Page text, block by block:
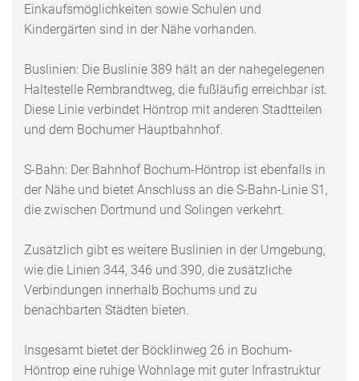
Einkaufsmöglichkeiten sowie Schulen und
Kindergärten sind in der Nähe vorhanden.
Buslinien: Die Buslinie 389 hält an der nahegelegenen
Haltestelle Rembrandtweg, die fußläufig erreichbar ist.
Diese Linie verbindet Höntrop mit anderen Stadtteilen
und dem Bochumer Hauptbahnhof.
S-Bahn: Der Bahnhof Bochum-Höntrop ist ebenfalls in
der Nähe und bietet Anschluss an die S-Bahn-Linie S1,
die zwischen Dortmund und Solingen verkehrt.
Zusätzlich gibt es weitere Buslinien in der Umgebung,
wie die Linien 344, 346 und 390, die zusätzliche
Verbindungen innerhalb Bochums und zu
benachbarten Städten bieten.
Insgesamt bietet der Böcklinweg 26 in Bochum-
Höntrop eine ruhige Wohnlage mit guter Infrastruktur